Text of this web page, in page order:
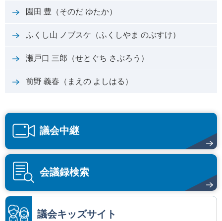
園田 豊（そのだ ゆたか）
ふくし山 ノブスケ（ふくしやま のぶすけ）
瀬戸口 三郎（せとぐち さぶろう）
前野 義春（まえの よしはる）
議会中継
会議録検索
議会キッズサイト